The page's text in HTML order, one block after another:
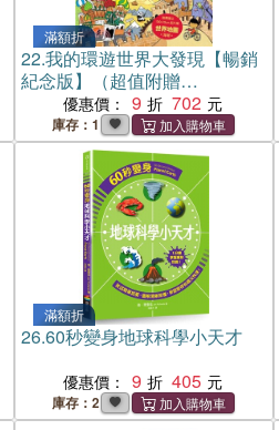
滿額折
22.我的環遊世界大發現【暢銷
紀念版】（超值附贈
─100×70cm 超大幅世界地圖海
報）
優惠價： 9 702
庫存：1
滿額折
26.60秒變身地球科學小天才
優惠價： 9 405
庫存：2